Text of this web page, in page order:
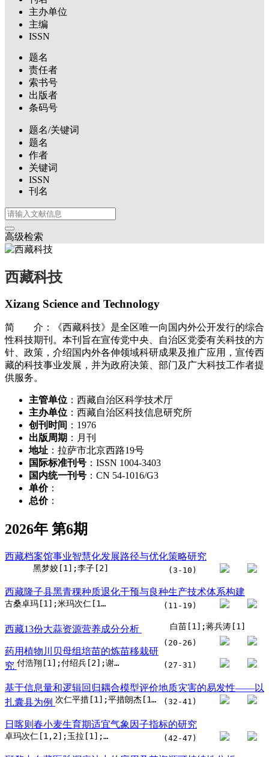
主办单位
主编
ISSN
题名
责任者
索书号
出版者
条码号
题名/关键词
题名
作者
关键词
ISSN
刊名
高级检索
西藏科技
Xizang Science and Technology
简 介：《西藏科技》是全区唯一向国内外公开发行的综合
性科技期刊。本刊旨在宣传党中央、自治区党委有关科技的方
针、政策，介绍国内外各伸领域科研成果及推广应用，宣传西
藏的科技事业发展，并为政府决策、部门及广大科技工作者提
供服务。
主管单位 ：西藏自治区科学技术厅
主办单位 ：西藏自治区科技信息研究所
创刊时间 ：1976
出版周期 ：月刊
地址 ：拉萨市北京西路19号
国际标准刊号 ：ISSN 1004-3403
国内统一刊号 ：CN 54-1016/G3
单价：
总价：
2026年 第6期
西藏档案馆事业智慧化发展路径与优化策略研究
黑梦姣[1];李子[2] (3-10)
西藏隆子县黑青稞种质退化干预与良种生产技术体系构建
古桑卓玛[1];米玛次仁[1];卓玛[1] (11-19)
西藏13份大蒜资源营养成分分析 白苗[1];蒋兵涛[1]
(20-26)
药用植物川贝母组培苗的炼苗移栽研
究
付浩翔[1];付绍兵[2];谢慧敏[2];谢慧淦[2];叶本贵[1,3] (27-31)
基于信息量和逻辑回归耦合模型评价地质灾害的易发性——以
扎囊县为例
次仁平措[1];平措朗杰[1];仁青旺姆[1];普穷[1];达娃[1] (32-41)
日喀则春小麦生育期适宜气象因子指标的研究
卓玛次仁[1,2];玉拉[1];边巴普尺[1];丹增准嘎[3];珠杰桑布[2,4] (42-47)